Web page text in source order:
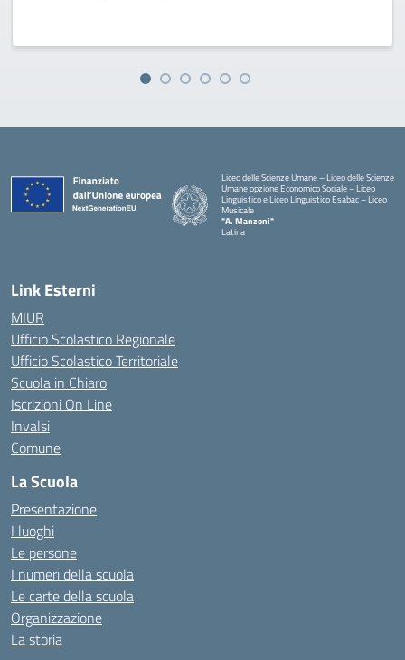
Liceo delle Scienze Umane – Liceo delle Scienze
Umane opzione Economico Sociale – Liceo
Linguistico e Liceo Linguistico Esabac – Liceo
Musicale
"A. Manzoni"
Latina
Link Esterni
MIUR
Ufficio Scolastico Regionale
Ufficio Scolastico Territoriale
Scuola in Chiaro
Iscrizioni On Line
Invalsi
Comune
La Scuola
Presentazione
I luoghi
Le persone
I numeri della scuola
Le carte della scuola
Organizzazione
La storia